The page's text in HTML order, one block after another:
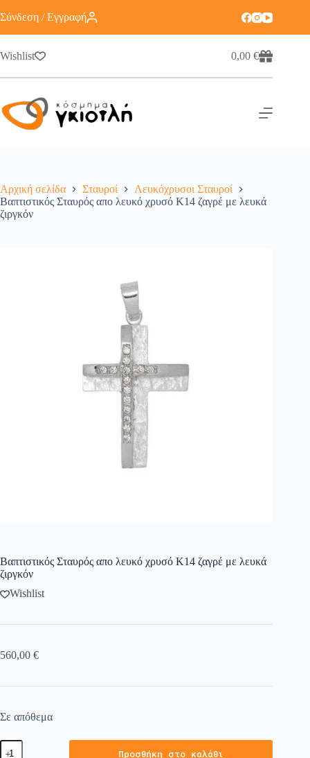
Σύνδεση / Εγγραφή
Wishlist 0,00€
Αρχική σελίδα Σταυροί
Λευκόχρυσοι Σταυροί
Βαπτιστικός Σταυρός απο λευκό χρυσό Κ14 ζαγρέ με λευκά
ζιργκόν
Βαπτιστικός Σταυρός απο λευκό χρυσό Κ14 ζαγρέ με λευκά
ζιργκόν
Wishlist
560,00 €
Σε απόθεμα
Προσθήκη στο καλάθι